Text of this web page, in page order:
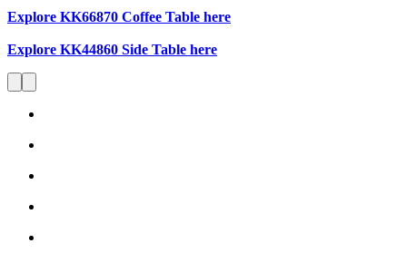
Explore KK66870 Coffee Table here
Explore KK44860 Side Table here